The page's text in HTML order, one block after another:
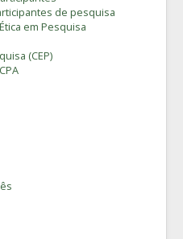
de pesquisa
em Pesquisa
(CEP)